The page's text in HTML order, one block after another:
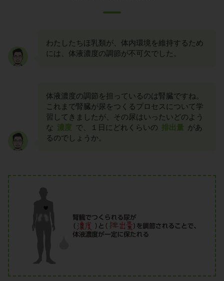
わたしたちほ乳類が、体内環境を維持するため
には、体液濃度の調節が不可欠でした。
体液濃度の調節を担っているのは腎臓ですね。
これまで腎臓が尿をつくるプロセスについて学
習してきましたが、その尿はいったいどのよう
な 濃度 で、１日にどれくらいの 排出量 があ
るのでしょうか。